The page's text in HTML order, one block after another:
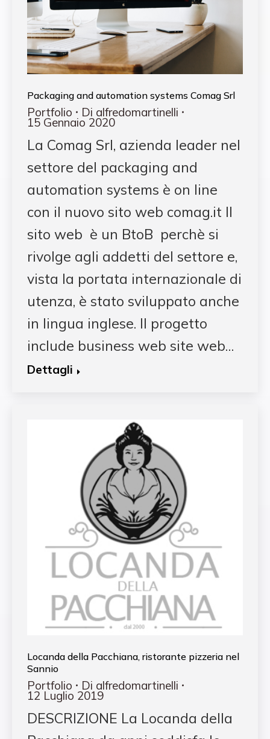
Packaging and automation systems Comag Srl
Portfolio Di alfredomartinelli
15 Gennaio 2020
La Comag Srl, azienda leader nel
settore del packaging and
automation systems è on line
con il nuovo sito web comag.it Il
sito web è un BtoB perchè si
rivolge agli addetti del settore e,
vista la portata internazionale di
utenza, è stato sviluppato anche
in lingua inglese. Il progetto
include business web site web…
Dettagli
Locanda della Pacchiana, ristorante pizzeria nel
Sannio
Portfolio Di alfredomartinelli
12 Luglio 2019
DESCRIZIONE La Locanda della